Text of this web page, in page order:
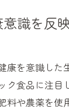
識を反
康を意識した
ク食品に注目
料や農薬を使